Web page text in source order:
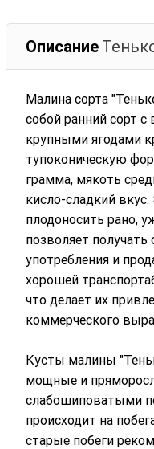
Описание
Малина сорта
собой ранний сорт
крупными ягодами
тупоконическую
грамма, мякоть
кисло-сладкий
плодоносить рано,
позволяет
употребления и
хорошей
что делает их
коммерческого
Кусты малины
мощные и
слабошиповатыми
происходит на
старые побеги